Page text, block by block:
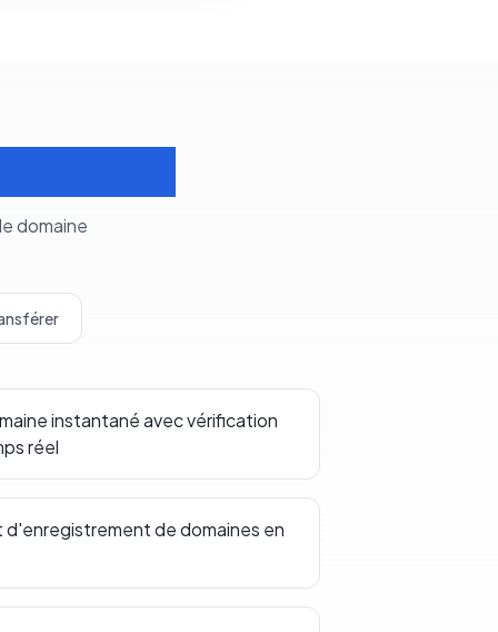
domaine
instantané avec vérification
réel
de domaines en